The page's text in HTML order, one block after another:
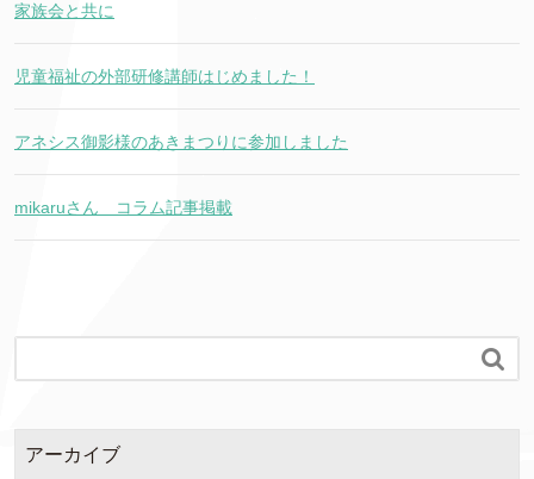
家族会と共に
児童福祉の外部研修講師はじめました！
アネシス御影様のあきまつりに参加しました
mikaruさん コラム記事掲載

アーカイブ